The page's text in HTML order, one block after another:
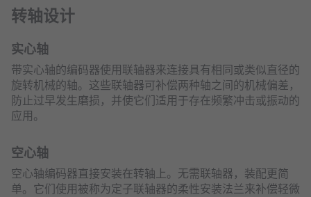
转轴设计
实心轴
带实心轴的编码器使用联轴器来连接具有相同或类似直径的
旋转机械的轴。这些联轴器可补偿两种轴之间的机械偏差，
防止过早发生磨损，并使它们适用于存在频繁冲击或振动的
应用。
空心轴
空心轴编码器直接安装在转轴上。无需联轴器，装配更简
单。它们使用被称为定子联轴器的柔性安装法兰来补偿轻微